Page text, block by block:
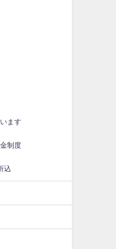
ます
制度
込